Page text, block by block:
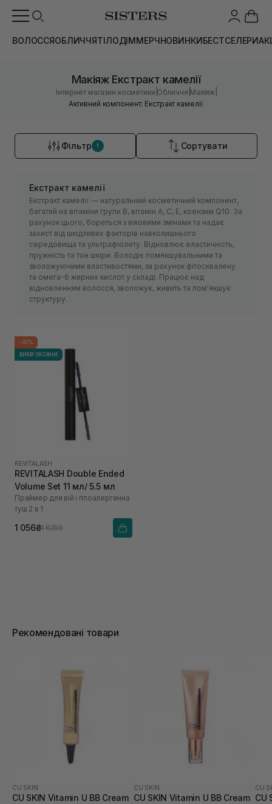
ВОЛОССЯОБЛИЧЧЯТІЛОДІММЕРЧНОВИНКИБЕСТСЕЛЕРИ
Макіяж Екстракт камелії
Інтернет магазин косметики |Обличчя |Макіяж
Активний компонент: Екстракт камелії
Фільтр 1 Сортувати
Екстракт камелії
Екстракт камелії — натуральний косметичний компонент,
багатий на вітаміни групи В, вітамін А, С, Е, коензим Q10. За
рахунок цього, бореться з віковими змінами та надає
захист від шкідливих факторів навколишнього
середовища та ультрафіолету. Відновлює еластичність,
пружність та тон шкіри. Володіє помякшувальними та
зволожуючими властивостями, за рахунок фітосквалену
та омега-6 жирних кислот у складі. Працює над
відновленням волосся, зволожує, живить та пом'якшує
структуру.
-35%
ВИБІР ОКСАНИ
REVITALASH
REVITALASH Double Ended
Volume Set 11 мл/ 5.5 мл
Праймер для вій і гіпоалергенна
туш 2 в 1
1 056₴1 625₴
Рекомендовані товари
CU SKIN
CU SKIN Vitamin U BB Cream
CU SKIN
CU SKIN Vitamin U BB Cream
CU
CU